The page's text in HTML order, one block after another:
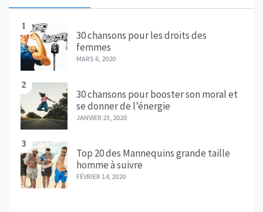
1
30 chansons pour les droits des
femmes
MARS 6, 2020
2
30 chansons pour booster son moral et
se donner de l’énergie
JANVIER 23, 2020
3
Top 20 des Mannequins grande taille
homme à suivre
FÉVRIER 14, 2020